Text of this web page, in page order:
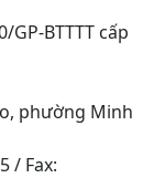
BTTTT cấp
phường Minh
/ Fax: